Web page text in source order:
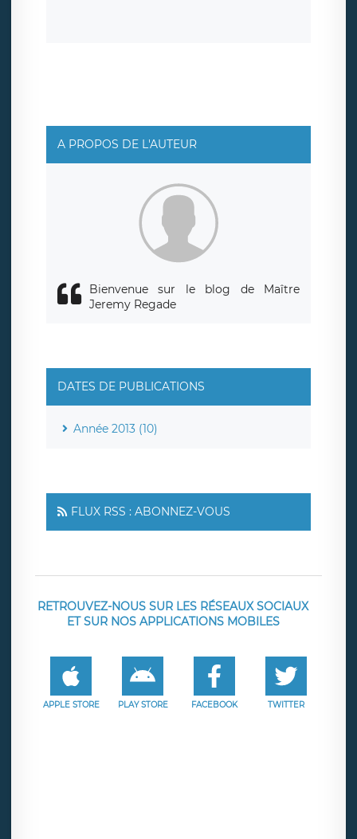
rue Léopold Sédar Senghor, joignable à l’adresse mail :
responsabledetraitement@legavox.fr. Vous avez
également le droit d’introduire une réclamation auprès
d’une autorité de contrôle.
A PROPOS DE L'AUTEUR
Bienvenue sur le blog de Maître
Jeremy Regade
DATES DE PUBLICATIONS
Année 2013 (10)
FLUX RSS : ABONNEZ-VOUS
RETROUVEZ-NOUS SUR LES RÉSEAUX SOCIAUX
ET SUR NOS APPLICATIONS MOBILES
APPLE STORE PLAY STORE FACEBOOK TWITTER